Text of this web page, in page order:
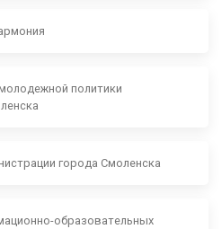
политики
города Смоленска
образовательных